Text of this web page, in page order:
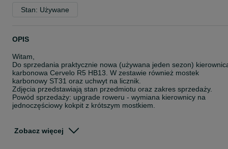
Stan: Używane
OPIS
Witam,
Do sprzedania praktycznie nowa (używana jeden sezon)
karbonowa Cervelo R5 HB13. W zestawie również mostek
karbonowy ST31 oraz uchwyt na licznik.
Zdjęcia przedstawiają stan przedmiotu oraz zakres sprzedaży.
Powód sprzedaży: upgrade roweru - wymiana kierownicy na
jednoczęściowy kokpit z krótszym mostkiem.
1. Kierownica Cervelo HB13 (HB-HB13-42)
Zobacz więcej